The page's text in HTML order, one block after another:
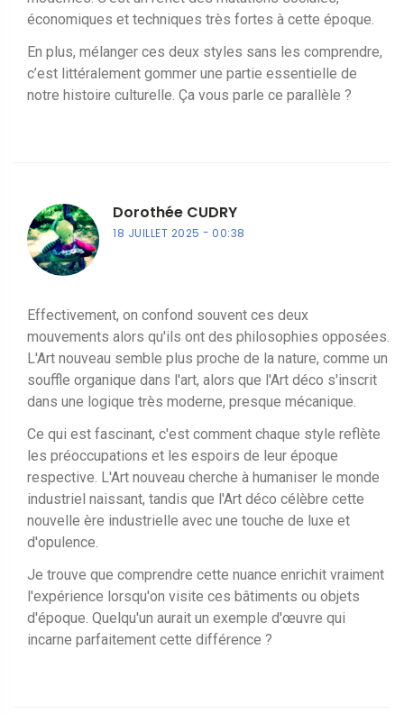
économiques et techniques très fortes à cette époque.
En plus, mélanger ces deux styles sans les comprendre,
c’est littéralement gommer une partie essentielle de
notre histoire culturelle. Ça vous parle ce parallèle ?
Dorothée CUDRY
18 JUILLET 2025 00:38
Effectivement, on confond souvent ces deux
mouvements alors qu'ils ont des philosophies opposées.
L'Art nouveau semble plus proche de la nature, comme un
souffle organique dans l'art, alors que l'Art déco s'inscrit
dans une logique très moderne, presque mécanique.
Ce qui est fascinant, c'est comment chaque style reflète
les préoccupations et les espoirs de leur époque
respective. L'Art nouveau cherche à humaniser le monde
industriel naissant, tandis que l'Art déco célèbre cette
nouvelle ère industrielle avec une touche de luxe et
d'opulence.
Je trouve que comprendre cette nuance enrichit vraiment
l'expérience lorsqu'on visite ces bâtiments ou objets
d'époque. Quelqu'un aurait un exemple d'œuvre qui
incarne parfaitement cette différence ?